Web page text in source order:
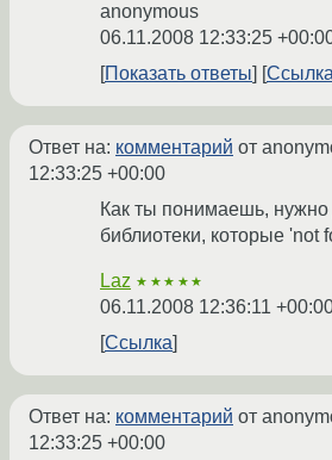
anonymous
06.11.2008 12:33:25
Показать ответы
Ответ на: комментарий от
12:33:25 +00:00
Как ты понимаешь, нужно
библиотеки, которые 'not
Laz ★★★★★
06.11.2008 12:36:11
Ссылка
Ответ на: комментарий от
12:33:25 +00:00